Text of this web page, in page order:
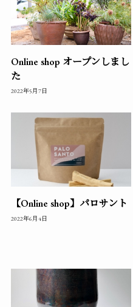
Online shop オープンしまし
た
2022年5月7日
【Online shop】パロサント
2022年6月4日